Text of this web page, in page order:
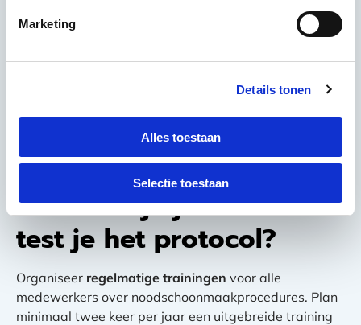
Marketing
Details tonen
Alles toestaan
Selectie toestaan
fabrikant. Controleer maandelijks de voorraad en
vervang producten die over de datum zijn. Maak een
Zorg voor back-upplannen als materialen niet
met andere bedrijven over wederzijdse hulp bij
noodsituaties.
Hoe train je je team en
test je het protocol?
Organiseer regelmatige trainingen voor alle
medewerkers over noodschoonmaakprocedures. Plan
minimaal twee keer per jaar een uitgebreide training